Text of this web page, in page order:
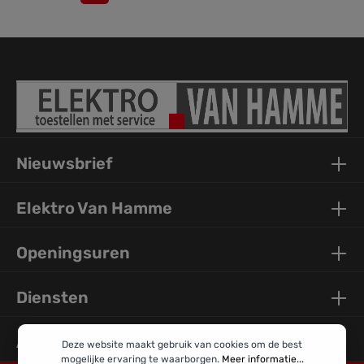
Nieuwsbrief
Elektro Van Hamme
Openingsuren
Diensten
Algemene Info
Deze website maakt gebruik van cookies om de best
mogelijke ervaring te waarborgen. Meer informatie...